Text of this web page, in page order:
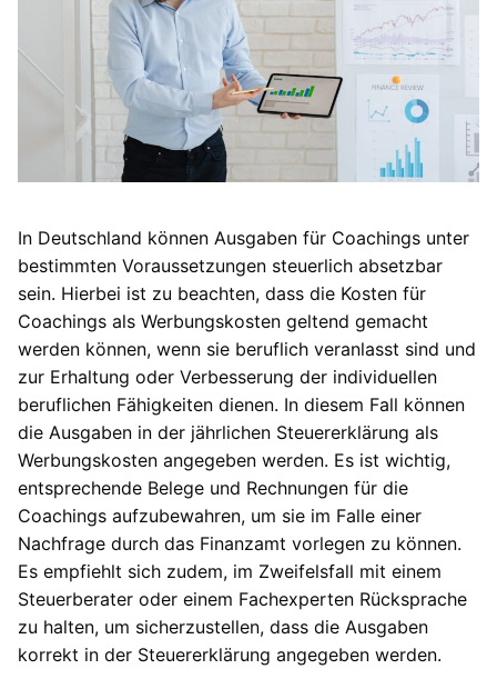
In Deutschland können Ausgaben für Coachings unter
bestimmten Voraussetzungen steuerlich absetzbar
sein. Hierbei ist zu beachten, dass die Kosten für
Coachings als Werbungskosten geltend gemacht
werden können, wenn sie beruflich veranlasst sind und
zur Erhaltung oder Verbesserung der individuellen
beruflichen Fähigkeiten dienen. In diesem Fall können
die Ausgaben in der jährlichen Steuererklärung als
Werbungskosten angegeben werden. Es ist wichtig,
entsprechende Belege und Rechnungen für die
Coachings aufzubewahren, um sie im Falle einer
Nachfrage durch das Finanzamt vorlegen zu können.
Es empfiehlt sich zudem, im Zweifelsfall mit einem
Steuerberater oder einem Fachexperten Rücksprache
zu halten, um sicherzustellen, dass die Ausgaben
korrekt in der Steuererklärung angegeben werden.